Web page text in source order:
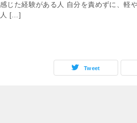
感じた経験がある人 自分を責めずに、軽
人 […]
Tweet